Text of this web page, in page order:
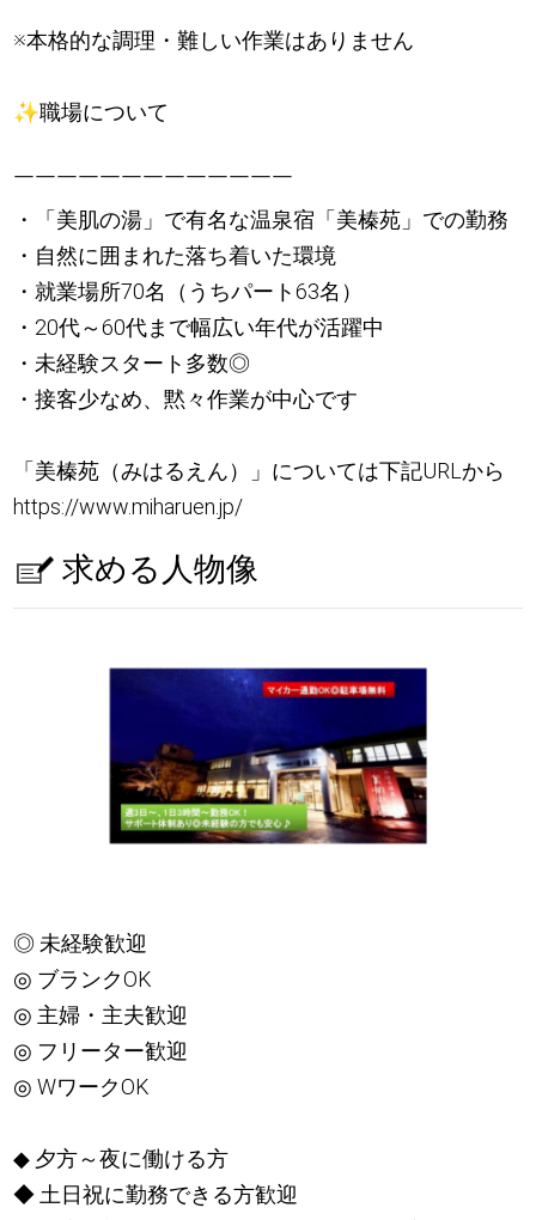
※本格的な調理・難しい作業はありません
✨職場について
￣￣￣￣￣￣￣￣￣￣￣￣￣
・「美肌の湯」で有名な温泉宿「美榛苑」での勤務
・自然に囲まれた落ち着いた環境
・就業場所70名（うちパート63名）
・20代～60代まで幅広い年代が活躍中
・未経験スタート多数◎
・接客少なめ、黙々作業が中心です
「美榛苑（みはるえん）」については下記URLから
https://www.miharuen.jp/
求める人物像
◎ 未経験歓迎
◎ ブランクOK
◎ 主婦・主夫歓迎
◎ フリーター歓迎
◎ WワークOK
◆ 夕方～夜に働ける方
◆ 土日祝に勤務できる方歓迎